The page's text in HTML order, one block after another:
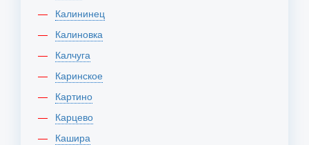
Калининец
Калиновка
Калчуга
Каринское
Картино
Карцево
Кашира